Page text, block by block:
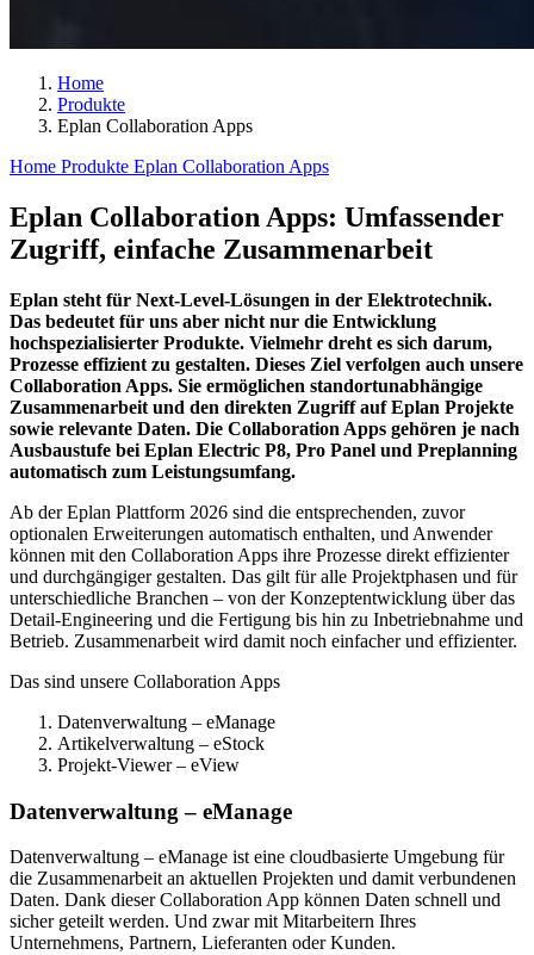
Home
Produkte
Eplan Collaboration Apps
Home Produkte Eplan Collaboration Apps
Eplan Collaboration Apps: Umfassender
Zugriff, einfache Zusammenarbeit
Eplan steht für Next-Level-Lösungen in der Elektrotechnik.
Das bedeutet für uns aber nicht nur die Entwicklung
hochspezialisierter Produkte. Vielmehr dreht es sich darum,
Prozesse effizient zu gestalten. Dieses Ziel verfolgen auch unsere
Collaboration Apps. Sie ermöglichen standortunabhängige
Zusammenarbeit und den direkten Zugriff auf Eplan Projekte
sowie relevante Daten. Die Collaboration Apps gehören je nach
Ausbaustufe bei Eplan Electric P8, Pro Panel und Preplanning
automatisch zum Leistungsumfang.
Ab der Eplan Plattform 2026 sind die entsprechenden, zuvor
optionalen Erweiterungen automatisch enthalten, und Anwender
können mit den Collaboration Apps ihre Prozesse direkt effizienter
und durchgängiger gestalten. Das gilt für alle Projektphasen und für
unterschiedliche Branchen – von der Konzeptentwicklung über das
Detail-Engineering und die Fertigung bis hin zu Inbetriebnahme und
Betrieb. Zusammenarbeit wird damit noch einfacher und effizienter.
Das sind unsere Collaboration Apps
Datenverwaltung – eManage
Artikelverwaltung – eStock
Projekt-Viewer – eView
Datenverwaltung – eManage
Datenverwaltung – eManage ist eine cloudbasierte Umgebung für
die Zusammenarbeit an aktuellen Projekten und damit verbundenen
Daten. Dank dieser Collaboration App können Daten schnell und
sicher geteilt werden. Und zwar mit Mitarbeitern Ihres
Unternehmens, Partnern, Lieferanten oder Kunden.